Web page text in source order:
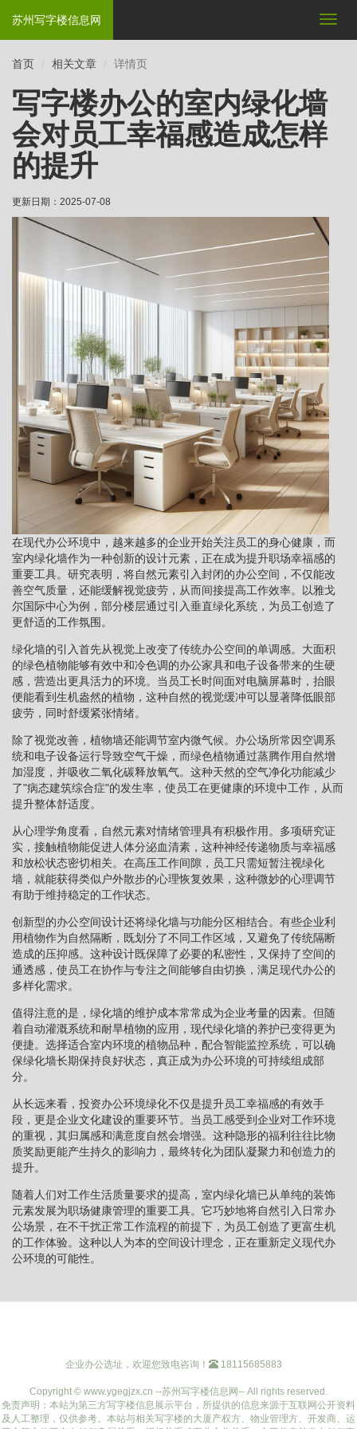
切
苏州写字楼信息网
首页 相关文章 详情页
写字楼办公的室内绿化墙
会对员工幸福感造成怎样
的提升
更新日期： 2025-07-08
在现代办公环境中，越来越多的企业开始关注员工的身心健康，而
室内绿化墙作为一种创新的设计元素，正在成为提升职场幸福感的
重要工具。研究表明，将自然元素引入封闭的办公空间，不仅能改
善空气质量，还能缓解视觉疲劳，从而间接提高工作效率。以雅戈
尔国际中心为例，部分楼层通过引入垂直绿化系统，为员工创造了
更舒适的工作氛围。
绿化墙的引入首先从视觉上改变了传统办公空间的单调感。大面积
的绿色植物能够有效中和冷色调的办公家具和电子设备带来的生硬
感，营造出更具活力的环境。当员工长时间面对电脑屏幕时，抬眼
便能看到生机盎然的植物，这种自然的视觉缓冲可以显著降低眼部
疲劳，同时舒缓紧张情绪。
除了视觉改善，植物墙还能调节室内微气候。办公场所常因空调系
统和电子设备运行导致空气干燥，而绿色植物通过蒸腾作用自然增
加湿度，并吸收二氧化碳释放氧气。这种天然的空气净化功能减少
了"病态建筑综合症"的发生率，使员工在更健康的环境中工作，从而
提升整体舒适度。
从心理学角度看，自然元素对情绪管理具有积极作用。多项研究证
实，接触植物能促进人体分泌血清素，这种神经传递物质与幸福感
和放松状态密切相关。在高压工作间隙，员工只需短暂注视绿化
墙，就能获得类似户外散步的心理恢复效果，这种微妙的心理调节
有助于维持稳定的工作状态。
创新型的办公空间设计还将绿化墙与功能分区相结合。有些企业利
用植物作为自然隔断，既划分了不同工作区域，又避免了传统隔断
造成的压抑感。这种设计既保障了必要的私密性，又保持了空间的
通透感，使员工在协作与专注之间能够自由切换，满足现代办公的
多样化需求。
值得注意的是，绿化墙的维护成本常常成为企业考量的因素。但随
着自动灌溉系统和耐旱植物的应用，现代绿化墙的养护已变得更为
便捷。选择适合室内环境的植物品种，配合智能监控系统，可以确
保绿化墙长期保持良好状态，真正成为办公环境的可持续组成部
分。
从长远来看，投资办公环境绿化不仅是提升员工幸福感的有效手
段，更是企业文化建设的重要环节。当员工感受到企业对工作环境
的重视，其归属感和满意度自然会增强。这种隐形的福利往往比物
质奖励更能产生持久的影响力，最终转化为团队凝聚力和创造力的
提升。
随着人们对工作生活质量要求的提高，室内绿化墙已从单纯的装饰
元素发展为职场健康管理的重要工具。它巧妙地将自然引入日常办
公场景，在不干扰正常工作流程的前提下，为员工创造了更富生机
的工作体验。这种以人为本的空间设计理念，正在重新定义现代办
公环境的可能性。
企业办公选址，欢迎您致电咨询！ 18115685883
Copyright © www.ygegjzx.cn --苏州写字楼信息网-- All rights reserved.
免责声明：本站为第三方写字楼信息展示平台，所提供的信息来源于互联网公开资料
及人工整理，仅供参考。本站与相关写字楼的大厦产权方、物业管理方、开发商、运